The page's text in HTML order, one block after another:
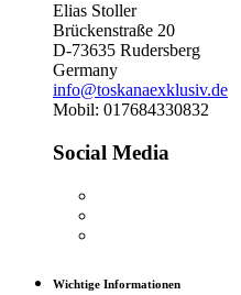
Elias Stoller
Brückenstraße 20
D-73635 Rudersberg
Germany
info@toskanaexklusiv.de
Mobil: 017684330832
Social Media
Wichtige Informationen